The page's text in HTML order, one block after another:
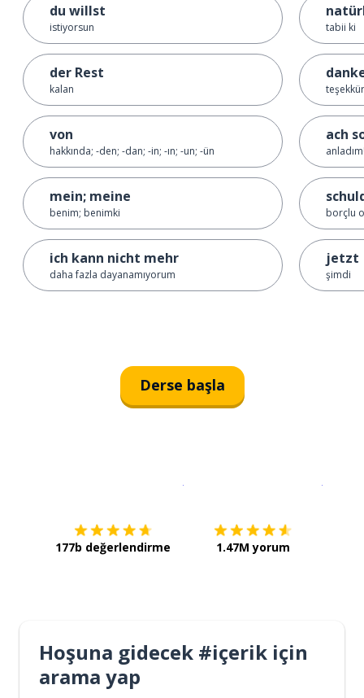
du willst
istiyorsun
der Rest
kalan
von
hakkında; -den; -dan; -in; -ın; -un; -ün
mein; meine
benim; benimki
ich kann nicht mehr
daha fazla dayanamıyorum
tabii ki
ach
borçlu
jetzt
şimdi
Derse başla
177b değerlendirme 1.47M yorum
Hoşuna gidecek #içerik için
arama yap